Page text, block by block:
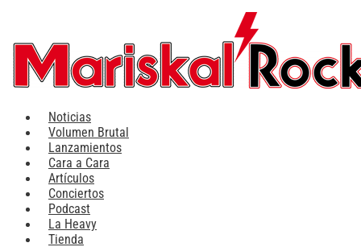
contenido
Noticias
Volumen Brutal
Lanzamientos
Cara a Cara
Artículos
Conciertos
Podcast
La Heavy
Tienda